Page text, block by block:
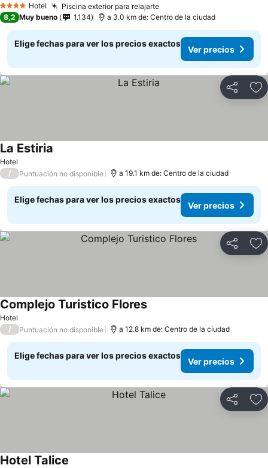
4 EstrellasHotel Piscina exterior para relajarte
8,2 Muy bueno 1.134 a 3.0 km de: Centro de la ciudad
Elige fechas para ver los precios exactos
Ver precios
Compartir
Hotel
La Estiria
/ Puntuación no disponible a 19.1 km de: Centro de la ciudad
Elige fechas para ver los precios exactos
Ver precios
Compartir
Hotel
Complejo Turistico Flores
/ Puntuación no disponible a 12.8 km de: Centro de la ciudad
Elige fechas para ver los precios exactos
Ver precios
Compartir
Hotel Talice